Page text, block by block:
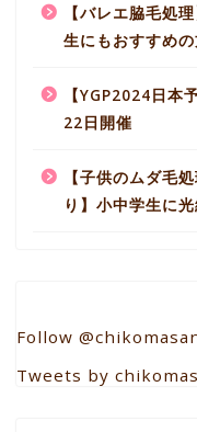
【バレエ脇毛処
生にもおすすめ
【YGP2024日
22日開催
【子供のムダ毛
り】小中学生に
Follow
Tweets by